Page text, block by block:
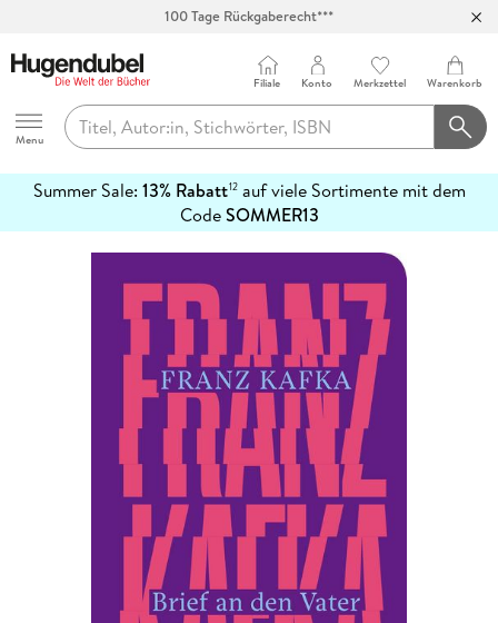
100 Tage Rückgaberecht***
Hugendubel
Menu
Filiale Konto Merkzettel Warenkorb
Summer Sale: 13% Rabatt12auf viele Sortimente mit dem
CodeSOMMER13
erfahren